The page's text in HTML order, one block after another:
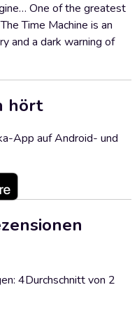
One of the greatest
Time Machine is an
and a dark warning of
hört
App auf Android- und
4Durchschnitt von 2